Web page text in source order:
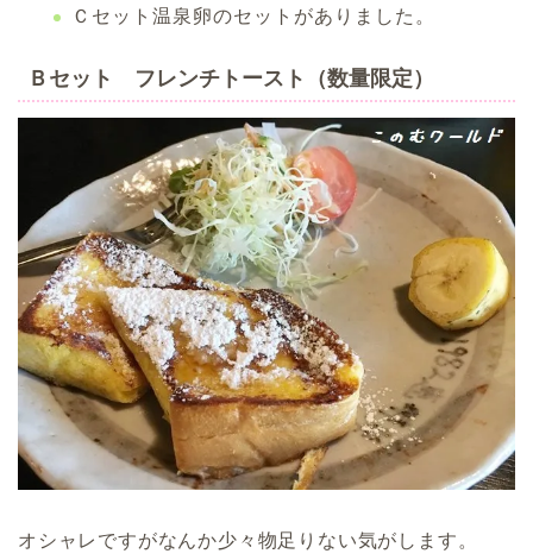
Ｃセット温泉卵のセットがありました。
Ｂセット フレンチトースト（数量限定）
オシャレですがなんか少々物足りない気がします。